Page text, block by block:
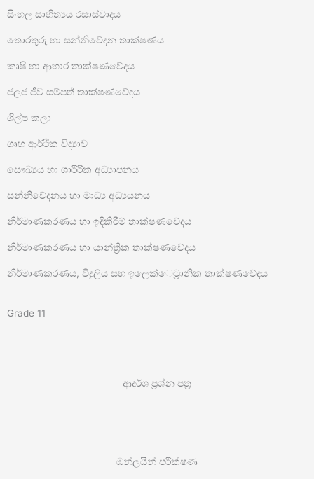
සිංහල සාහිත්‍යය රසාස්වාදය
තොරතුරු හා සන්නිවේදන තාක්ෂණය
කෘෂි හා ආහාර තාක්ෂණවේදය
ජලජ ජීව සම්පත් තාක්ෂණවේදය
ශිල්ප කලා
ගෘහ ආර්ථික විද්‍යාව
සෞඛ්‍යය හා ශාරීරික අධ්‍යාපනය
සන්නිවේදනය හා මාධ්‍ය අධ්‍යයනය
නිර්මාණකරණය හා ඉදිකිරීම් තාක්ෂණවේදය
නිර්මාණකරණය හා යාන්ත්‍රික තාක්ෂණවේදය
නිර්මාණකරණය, විදුලිය සහ ඉලෙක්ෙට්‍රානික තාක්ෂණවේදය
Grade 11
ආදර්ශ ප්‍රශ්න පත්‍ර
ඔන්ලයින් පරීක්ෂණ